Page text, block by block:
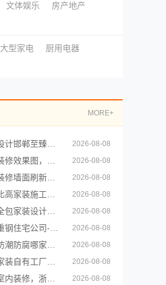
文体娱乐
房产地产
大型家电
厨用电器
MORE+
2026-08-08
2026-08-08
2026-08-08
2026-08-08
2026-08-08
2026-08-08
2026-08-08
2026-08-08
2026-08-08